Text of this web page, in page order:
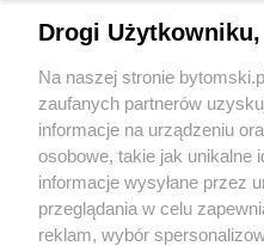
Wydawca mediów lokalnych
Drogi Użytkowniku,
Na naszej stronie
zaufanych partnerów
informacje na urządzeniu
osobowe, takie jak unikalne
informacje wysyłane przez
przeglądania w celu
reklam, wybór